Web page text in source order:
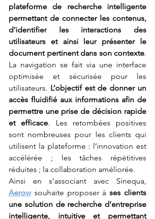
plateforme de recherche intelligente
permettant de connecter les contenus,
d’identifier les interactions des
utilisateurs et ainsi leur présenter le
document pertinent dans son contexte.
La navigation se fait via une interface
optimisée et sécurisée pour les
utilisateurs. L’objectif est de donner un
accès fluidifié aux informations afin de
permettre une prise de décision rapide
et efficace. Les retombées positives
sont nombreuses pour les clients qui
utilisent la plateforme : l’innovation est
accélérée ; les tâches répétitives
réduites ; la collaboration améliorée.
Aerow souhaite proposer à ses clients
une solution de recherche d’entreprise
intelligente, intuitive et permettant